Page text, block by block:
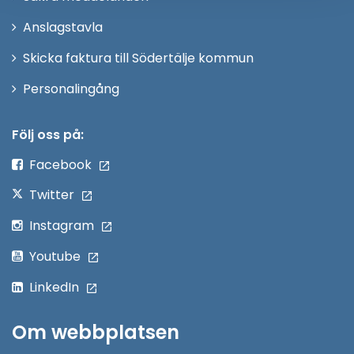
fönster
Anslagstavla
Skicka faktura till Södertälje kommun
PersonalingångÖppna
Följ oss på:
Facebook
Twitter
Instagram
Youtube
LinkedIn
Om webbplatsen